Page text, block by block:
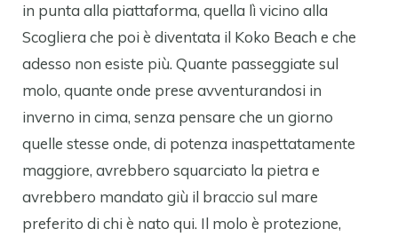
in punta alla piattaforma, quella lì vicino alla
Scogliera che poi è diventata il Koko Beach e che
adesso non esiste più. Quante passeggiate sul
molo, quante onde prese avventurandosi in
inverno in cima, senza pensare che un giorno
quelle stesse onde, di potenza inaspettatamente
maggiore, avrebbero squarciato la pietra e
avrebbero mandato giù il braccio sul mare
preferito di chi è nato qui. Il molo è protezione,